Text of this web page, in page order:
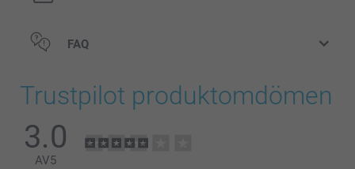
FAQ
Trustpilot produktomdömen
3.0
AV5